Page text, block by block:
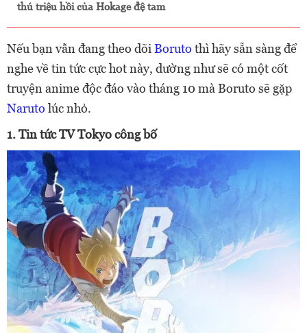
thú triệu hồi của Hokage đệ tam
Nếu bạn vẫn đang theo dõi Boruto thì hãy sẵn sàng để
nghe về tin tức cực hot này, dường như sẽ có một cốt
truyện anime độc đáo vào tháng 10 mà Boruto sẽ gặp
Naruto lúc nhỏ.
1. Tin tức TV Tokyo công bố